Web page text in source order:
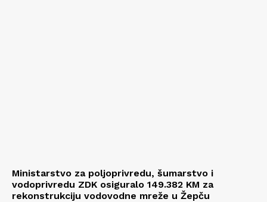
Ministarstvo za poljoprivredu, šumarstvo i
vodoprivredu ZDK osiguralo 149.382 KM za
rekonstrukciju vodovodne mreže u Žepču